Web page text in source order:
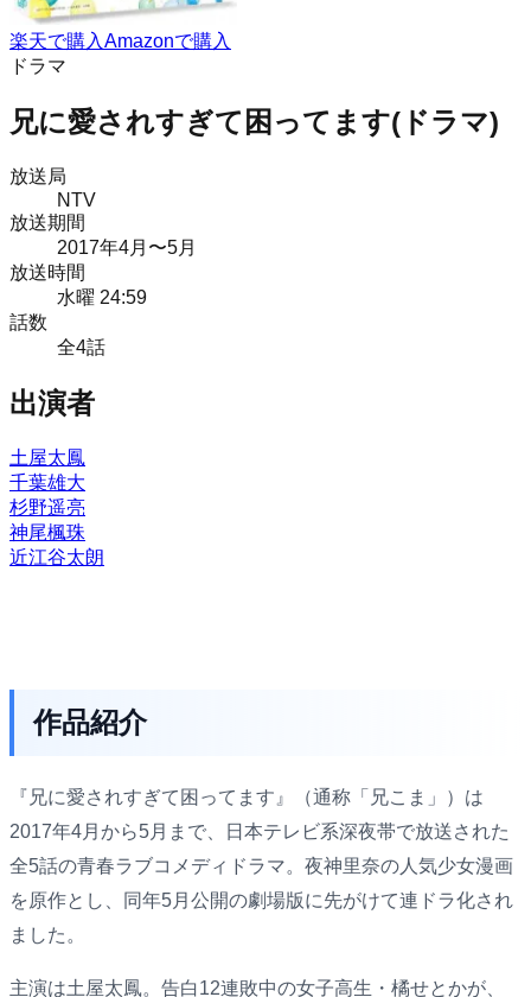
楽天で購入Amazonで購入
ドラマ
兄に愛されすぎて困ってます(ドラマ)
放送局
NTV
放送期間
2017年4月 〜5月
放送時間
水曜 24:59
話数
全4話
出演者
土屋太鳳
千葉雄大
杉野遥亮
神尾楓珠
近江谷太朗
作品紹介
『兄に愛されすぎて困ってます』（通称「兄こま」）は
2017年4月から5月まで、日本テレビ系深夜帯で放送された
全5話の青春ラブコメディドラマ。夜神里奈の人気少女漫画
を原作とし、同年5月公開の劇場版に先がけて連ドラ化され
ました。
主演は土屋太鳳。告白12連敗中の女子高生・橘せとかが、